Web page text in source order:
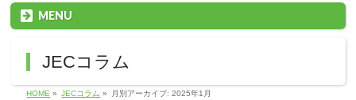
MENU
JECコラム
HOME » JECコラム » 月別アーカイブ: 2025年1月